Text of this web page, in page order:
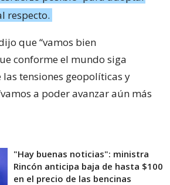
respecto.
que “vamos bien
conforme el mundo siga
tensiones geopolíticas y
a poder avanzar aún más
"Hay buenas noticias": ministra
Rincón anticipa baja de hasta $100
en el precio de las bencinas